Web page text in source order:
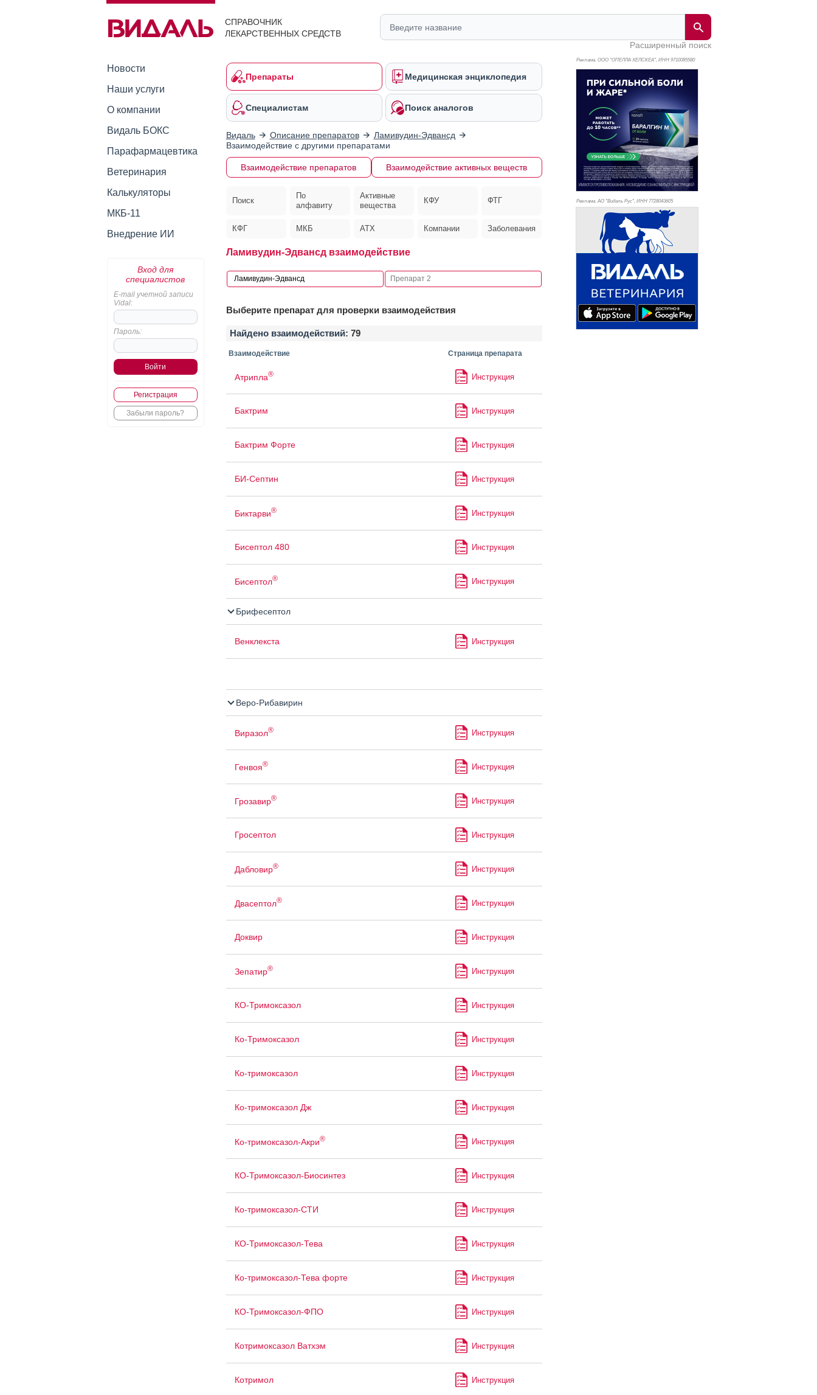
СПРАВОЧНИК
ЛЕКАРСТВЕННЫХ СРЕДСТВ
Расширенный поиск
Новости
Наши услуги
О компании
Видаль БОКС
Парафармацевтика
Ветеринария
Калькуляторы
МКБ-11
Внедрение ИИ
Вход для
специалистов
E-mail учетной записи
Vidal:
Пароль:
Регистрация
Забыли пароль?
Препараты Медицинская энциклопедия
Специалистам Поиск аналогов
Видаль Описание препаратов
Ламивудин-Эдвансд
Взаимодействие с другими препаратами
Взаимодействие препаратов Взаимодействие активных веществ
Поиск
По
алфавиту
Активные
вещества
КФУ ФТГ
КФГ МКБ АТХ Компании Заболевания
Ламивудин-Эдвансд взаимодействие
Выберите препарат для проверки взаимодействия
Найдено взаимодействий: 79
Взаимодействие Страница препарата
Атрипла® Инструкция
Бактрим Инструкция
Бактрим Форте Инструкция
БИ-Септин Инструкция
Биктарви® Инструкция
Бисептол 480 Инструкция
Бисептол® Инструкция
Брифесептол
Венклекста Инструкция
Веро-Рибавирин
Виразол® Инструкция
Генвоя® Инструкция
Грозавир® Инструкция
Гросептол Инструкция
Дабловир® Инструкция
Двасептол® Инструкция
Доквир Инструкция
Зепатир® Инструкция
КО-Тримоксазол Инструкция
Ко-Тримоксазол Инструкция
Ко-тримоксазол Инструкция
Ко-тримоксазол Дж Инструкция
Ко-тримоксазол-Акри® Инструкция
КО-Тримоксазол-Биосинтез Инструкция
Ко-тримоксазол-СТИ Инструкция
КО-Тримоксазол-Тева Инструкция
Ко-тримоксазол-Тева форте Инструкция
КО-Тримоксазол-ФПО Инструкция
Котримоксазол Ватхэм Инструкция
Котримол Инструкция
Реклама. ООО "ОПЕЛЛА ХЕЛСКЕА", ИНН 9710085580
Реклама. АО "Видаль Рус", ИНН 7728043605